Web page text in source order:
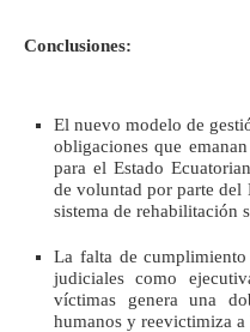
Conclusiones:
El nuevo modelo de
obligaciones que
para el Estado
de voluntad por parte del
sistema de rehabilitación
La falta de
judiciales como
víctimas genera una
humanos y reevictimiza